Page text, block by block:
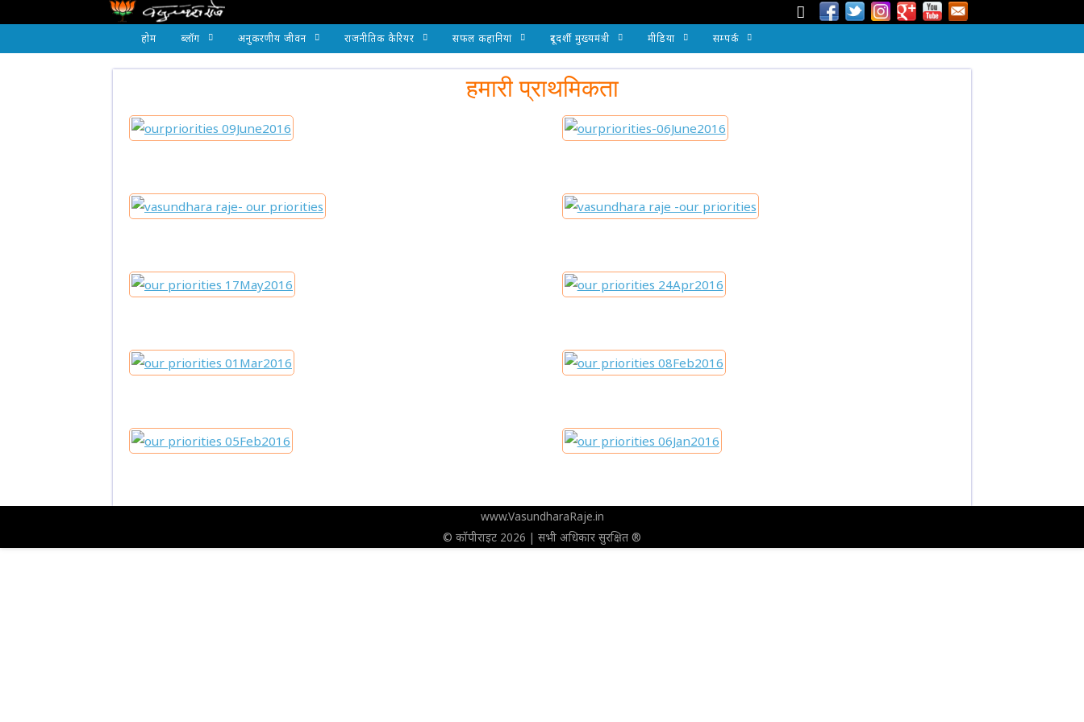
होम ब्लॉग अनुकरणीय जीवन राजनीतिक कैरियर सफल कहानियां दूरदर्शी मुख्यमंत्री मीडिया सम्पर्क
हमारी प्राथमिकता
www.VasundharaRaje.in
© कॉपीराइट 2026 | सभी अधिकार सुरक्षित ®